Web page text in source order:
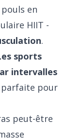
en
HIIT -
.
sports
intervalles
parfaite pour
peut-être